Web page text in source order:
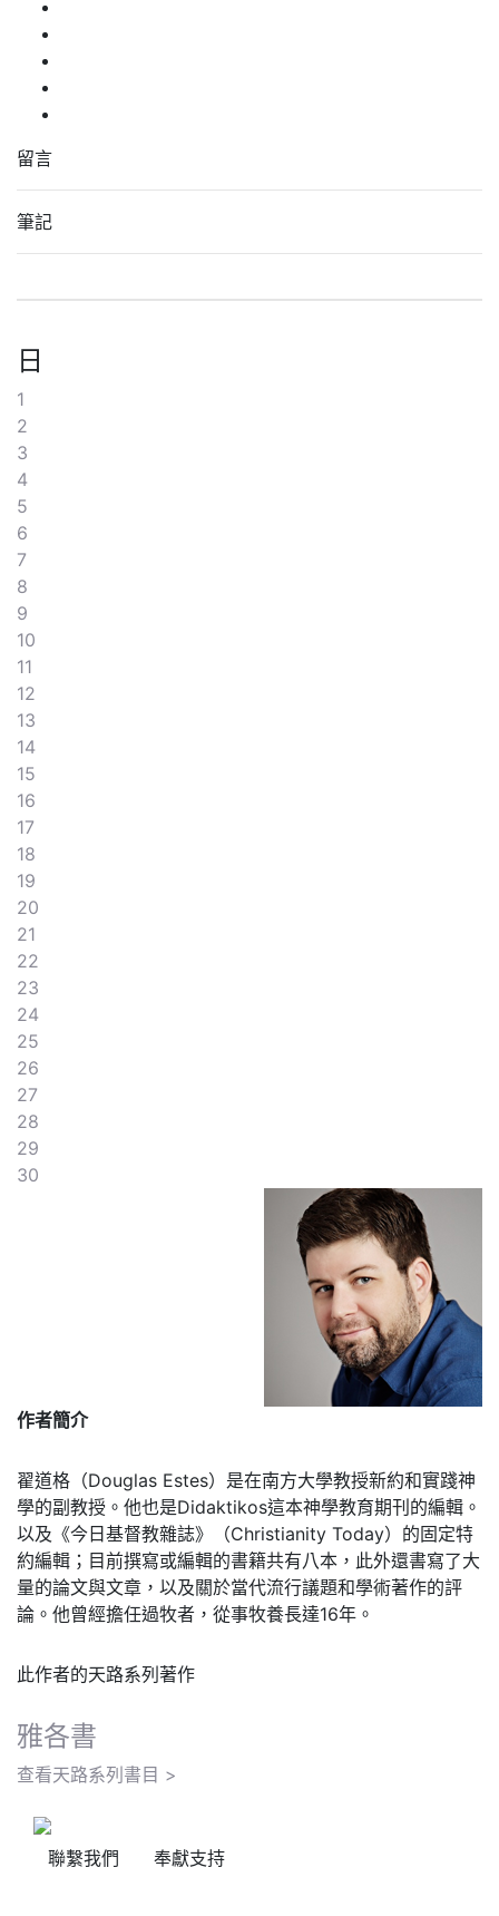
留言
筆記
日
1
2
3
4
5
6
7
8
9
10
11
12
13
14
15
16
17
18
19
20
21
22
23
24
25
26
27
28
29
30
作者簡介
翟道格（Douglas Estes）是在南方大學教授新約和實踐神
學的副教授。他也是Didaktikos這本神學教育期刊的編輯。
以及《今日基督教雜誌》（Christianity Today）的固定特
約編輯；目前撰寫或編輯的書籍共有八本，此外還書寫了大
量的論文與文章，以及關於當代流行議題和學術著作的評
論。他曾經擔任過牧者，從事牧養長達16年。
此作者的天路系列著作
雅各書
查看天路系列書目 >
聯繫我們 奉獻支持